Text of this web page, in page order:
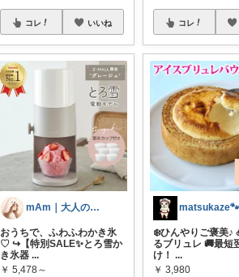
コレ いいね
mAm｜大人のご褒美セレクト
おうちで、ふわふわかき氷
♡ ↪︎【特別SALE✨とろ雪か
き氷器 ...
￥ 5,478～
コレ
matsukaze🐾
❄️ひんやりご褒美♪
るブリュレ 🚚最短
け！...
￥ 3,980